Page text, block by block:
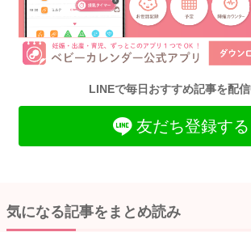
LINEで毎日おすすめ記事を配信
友だち登録する
気になる記事をまとめ読み